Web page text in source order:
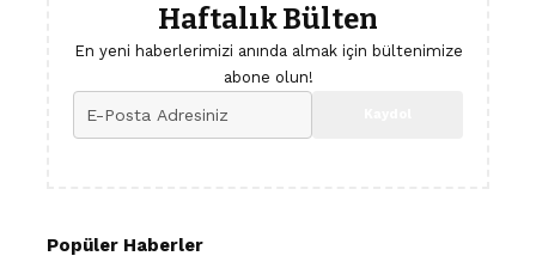
Haftalık Bülten
En yeni haberlerimizi anında almak için bültenimize
abone olun!
Popüler Haberler